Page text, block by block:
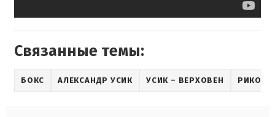
Связанные темы:
БОКС АЛЕКСАНДР УСИК УСИК – ВЕРХОВЕН РИКО